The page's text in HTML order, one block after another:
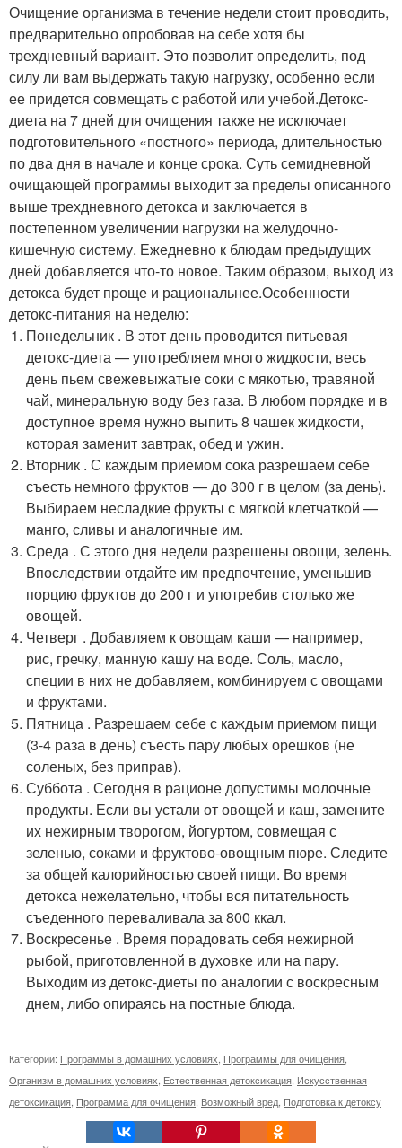
Очищение организма в течение недели стоит проводить,
предварительно опробовав на себе хотя бы
трехдневный вариант. Это позволит определить, под
силу ли вам выдержать такую нагрузку, особенно если
ее придется совмещать с работой или учебой.Детокс-
диета на 7 дней для очищения также не исключает
подготовительного «постного» периода, длительностью
по два дня в начале и конце срока. Суть семидневной
очищающей программы выходит за пределы описанного
выше трехдневного детокса и заключается в
постепенном увеличении нагрузки на желудочно-
кишечную систему. Ежедневно к блюдам предыдущих
дней добавляется что-то новое. Таким образом, выход из
детокса будет проще и рациональнее.Особенности
детокс-питания на неделю:
Понедельник . В этот день проводится питьевая
детокс-диета — употребляем много жидкости, весь
день пьем свежевыжатые соки с мякотью, травяной
чай, минеральную воду без газа. В любом порядке и в
доступное время нужно выпить 8 чашек жидкости,
которая заменит завтрак, обед и ужин.
Вторник . С каждым приемом сока разрешаем себе
съесть немного фруктов — до 300 г в целом (за день).
Выбираем несладкие фрукты с мягкой клетчаткой —
манго, сливы и аналогичные им.
Среда . С этого дня недели разрешены овощи, зелень.
Впоследствии отдайте им предпочтение, уменьшив
порцию фруктов до 200 г и употребив столько же
овощей.
Четверг . Добавляем к овощам каши — например,
рис, гречку, манную кашу на воде. Соль, масло,
специи в них не добавляем, комбинируем с овощами
и фруктами.
Пятница . Разрешаем себе с каждым приемом пищи
(3-4 раза в день) съесть пару любых орешков (не
соленых, без приправ).
Суббота . Сегодня в рационе допустимы молочные
продукты. Если вы устали от овощей и каш, замените
их нежирным творогом, йогуртом, совмещая с
зеленью, соками и фруктово-овощным пюре. Следите
за общей калорийностью своей пищи. Во время
детокса нежелательно, чтобы вся питательность
съеденного переваливала за 800 ккал.
Воскресенье . Время порадовать себя нежирной
рыбой, приготовленной в духовке или на пару.
Выходим из детокс-диеты по аналогии с воскресным
днем, либо опираясь на постные блюда.
Категории: Программы в домашних условиях Программы для очищения
Организм в домашних условиях Естественная детоксикация Искусственная
детоксикация Программа для очищения Возможный вред Подготовка к детоксу